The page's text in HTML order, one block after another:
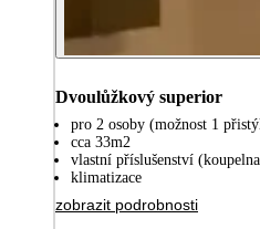
Dvoulůžkový superior
pro 2 osoby (možnost 1
cca 33m2
vlastní příslušenství
klimatizace
zobrazit podrobnosti